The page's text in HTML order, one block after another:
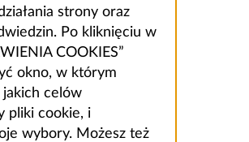
strony oraz
Po kliknięciu w
COOKIES”
okno, w którym
jakich celów
pliki cookie, i
wybory. Możesz też